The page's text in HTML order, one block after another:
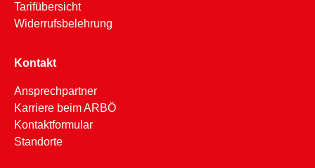
Tarifübersicht
Widerrufsbelehrung
Kontakt
Ansprechpartner
Karriere beim ARBÖ
Kontaktformular
Standorte